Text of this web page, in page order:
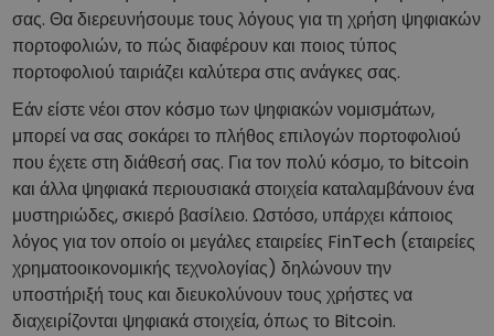
Επαναλαμβανόμενη αγορά
Τακτικές προγραμματισμένες επενδύσεις (DCA)
Ειδοποιήσεις Τιμών
Ενημερώσεις τιμών σε πραγματικό χρόνο για τα αγαπημένα σας
Εξερεύνηση επενδύσεων
Ανακαλύψτε επενδυτικές ευκαιρίες
Ανάλυση χαρτοφυλακίου
Έξυπνες πληροφορίες για βέλτιστη απόδοση
σας. Θα διερευνήσουμε τους λόγους για τη χρήση ψηφιακών
πορτοφολιών, το πώς διαφέρουν και ποιος τύπος
πορτοφολιού ταιριάζει καλύτερα στις ανάγκες σας.
Εάν είστε νέοι στον κόσμο των ψηφιακών νομισμάτων,
μπορεί να σας σοκάρει το πλήθος επιλογών πορτοφολιού
που έχετε στη διάθεσή σας. Για τον πολύ κόσμο, το bitcoin
και άλλα ψηφιακά περιουσιακά στοιχεία καταλαμβάνουν ένα
μυστηριώδες, σκιερό βασίλειο. Ωστόσο, υπάρχει κάποιος
λόγος για τον οποίο οι μεγάλες εταιρείες FinTech (εταιρείες
χρηματοοικονομικής τεχνολογίας) δηλώνουν την
υποστήριξή τους και διευκολύνουν τους χρήστες να
διαχειρίζονται ψηφιακά στοιχεία, όπως το Bitcoin.